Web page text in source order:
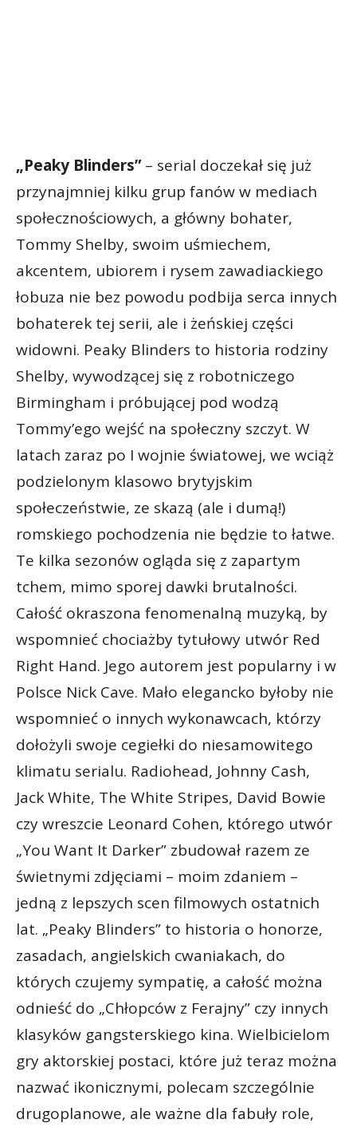
„Peaky Blinders”– serial doczekał się już
przynajmniej kilku grup fanów w mediach
społecznościowych, a główny bohater,
Tommy Shelby, swoim uśmiechem,
akcentem, ubiorem i rysem zawadiackiego
łobuza nie bez powodu podbija serca innych
bohaterek tej serii, ale i żeńskiej części
widowni. Peaky Blinders to historia rodziny
Shelby, wywodzącej się z robotniczego
Birmingham i próbującej pod wodzą
Tommy’ego wejść na społeczny szczyt. W
latach zaraz po I wojnie światowej, we wciąż
podzielonym klasowo brytyjskim
społeczeństwie, ze skazą (ale i dumą!)
romskiego pochodzenia nie będzie to łatwe.
Te kilka sezonów ogląda się z zapartym
tchem, mimo sporej dawki brutalności.
Całość okraszona fenomenalną muzyką, by
wspomnieć chociażby tytułowy utwór Red
Right Hand. Jego autorem jest popularny i w
Polsce Nick Cave. Mało elegancko byłoby nie
wspomnieć o innych wykonawcach, którzy
dołożyli swoje cegiełki do niesamowitego
klimatu serialu. Radiohead, Johnny Cash,
Jack White, The White Stripes, David Bowie
czy wreszcie Leonard Cohen, którego utwór
„You Want It Darker” zbudował razem ze
świetnymi zdjęciami – moim zdaniem –
jedną z lepszych scen filmowych ostatnich
lat. „Peaky Blinders” to historia o honorze,
zasadach, angielskich cwaniakach, do
których czujemy sympatię, a całość można
odnieść do „Chłopców z Ferajny” czy innych
klasyków gangsterskiego kina. Wielbicielom
gry aktorskiej postaci, które już teraz można
nazwać ikonicznymi, polecam szczególnie
drugoplanowe, ale ważne dla fabuły role,